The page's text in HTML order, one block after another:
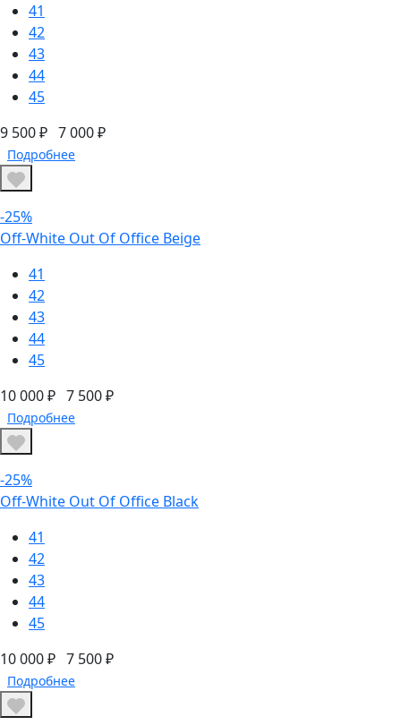
41
42
43
44
45
9 500 ₽ 7 000 ₽
Подробнее
-25%
Off-White Out Of Office Beige
41
42
43
44
45
10 000 ₽ 7 500 ₽
Подробнее
-25%
Off-White Out Of Office Black
41
42
43
44
45
10 000 ₽ 7 500 ₽
Подробнее